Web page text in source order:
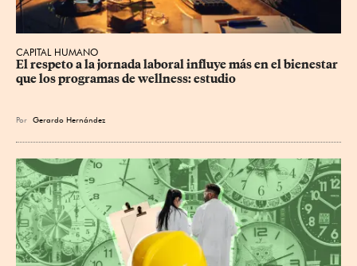
CAPITAL HUMANO
El respeto a la jornada laboral influye más en el bienestar
que los programas de wellness: estudio
Por Gerardo Hernández